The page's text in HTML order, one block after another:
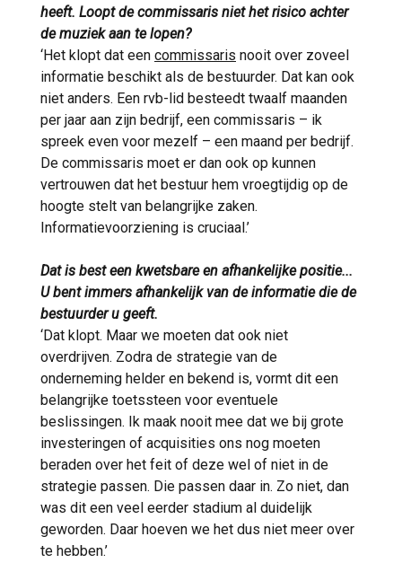
heeft. Loopt de commissaris niet het risico achter
de muziek aan te lopen?
‘Het klopt dat een commissaris nooit over zoveel
informatie beschikt als de bestuurder. Dat kan ook
niet anders. Een rvb-lid besteedt twaalf maanden
per jaar aan zijn bedrijf, een commissaris – ik
spreek even voor mezelf – een maand per bedrijf.
De commissaris moet er dan ook op kunnen
vertrouwen dat het bestuur hem vroegtijdig op de
hoogte stelt van belangrijke zaken.
Informatievoorziening is cruciaal.’
Dat is best een kwetsbare en afhankelijke positie...
U bent immers afhankelijk van de informatie die de
bestuurder u geeft.
‘Dat klopt. Maar we moeten dat ook niet
overdrijven. Zodra de strategie van de
onderneming helder en bekend is, vormt dit een
belangrijke toetssteen voor eventuele
beslissingen. Ik maak nooit mee dat we bij grote
investeringen of acquisities ons nog moeten
beraden over het feit of deze wel of niet in de
strategie passen. Die passen daar in. Zo niet, dan
was dit een veel eerder stadium al duidelijk
geworden. Daar hoeven we het dus niet meer over
te hebben.’